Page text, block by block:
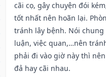
cãi cọ, gây chuyện đói
tốt nhất nên hoãn lại.
tránh lây bệnh. Nói
luận, việc quan,…nên
phải đi vào giờ này thì
đả hay cãi nhau.